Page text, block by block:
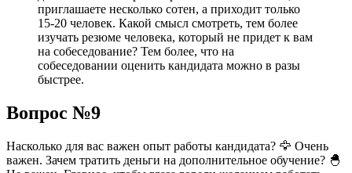
приглашаете несколько сотен, а приходит только
15-20 человек. Какой смысл смотреть, тем более
изучать резюме человека, который не придет к вам
на собеседование? Тем более, что на
собеседовании оценить кандидата можно в разы
быстрее.
Вопрос №9
Насколько для вас важен опыт работы кандидата? 🦅 Очень
важен. Зачем тратить деньги на дополнительное обучение? 🐣